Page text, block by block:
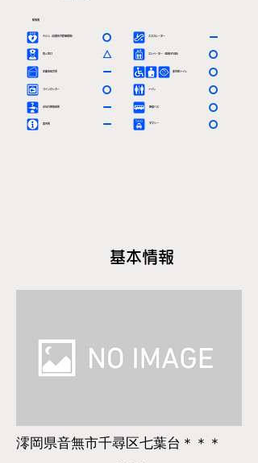
駅情報
ＡＥＤ（自動体外除細動器）
有人窓口
定期券発売所
エスカレーター
エレベーター（車椅子対応）
多目的トイレ
〇
△
ー
ー
〇
〇
コインロッカー トイレ
〇 〇
お忘れ物取扱所 ー
案内所 ー タクシー 〇
路線バス 〇
基本情報
澪岡県音無市千尋区七葉台＊＊＊